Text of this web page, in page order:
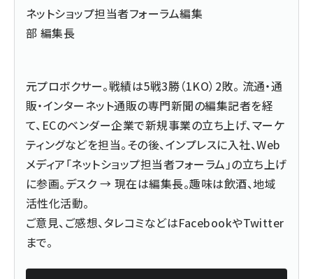
ネットショップ担当者フォーラム編集
部 編集長
元プロボクサー。戦績は5戦3勝（1KO）2敗。 流通・通
販・インターネット通販の専門新聞の編集記者を経
て、ECのベンダー企業で新規事業の立ち上げ、マーケ
ティングなどを担当。その後、インプレスに入社、Web
メディア「ネットショップ担当者フォーラム」の立ち上げ
に参画。デスク → 現在は編集長。趣味は飲酒、地域
活性化活動。
ご意見、ご感想、タレコミなどはFacebookやTwitter
まで。